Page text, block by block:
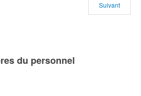
Suivant
du personnel